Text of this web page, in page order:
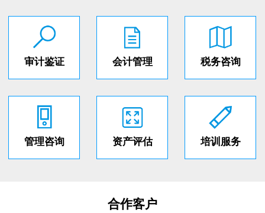
审计鉴证 会计管理 税务咨询
管理咨询 资产评估 培训服务
合作客户